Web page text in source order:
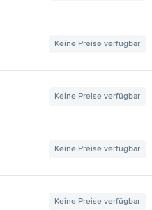
Keine Preise verfügbar
Keine Preise verfügbar
Keine Preise verfügbar
Keine Preise verfügbar